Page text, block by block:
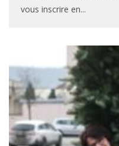
vous inscrire en...